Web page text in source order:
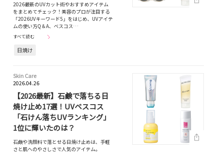
2026最新のUVカット術やおすすめアイテム
をまとめてチェック！美容のプロが注目する
「2026UVキーワード5」をはじめ、UVアイテ
ムの使い方Q＆A、ベスコス…
すべて読む
日焼け
Skin Care
2026.04.26
【2026最新】石鹸で落ちる日
焼け止め17選！UVベスコス
「石けん落ちUVランキング」
1位に輝いたのは？
石鹸や洗顔料で落とせる日焼け止めは、手軽
さと肌へのやさしさで人気のアイテム。